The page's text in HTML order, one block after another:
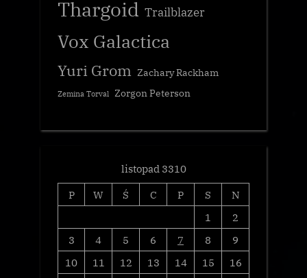
Thargoid Trailblazer
Vox Galactica
Yuri Grom Zachary Rackham
Zemina Torval Zorgon Peterson
listopad 3310
P
W Ś C P S
N
1
2
3
4 5 6 7 8
9
10
11 12 13 14 15
16